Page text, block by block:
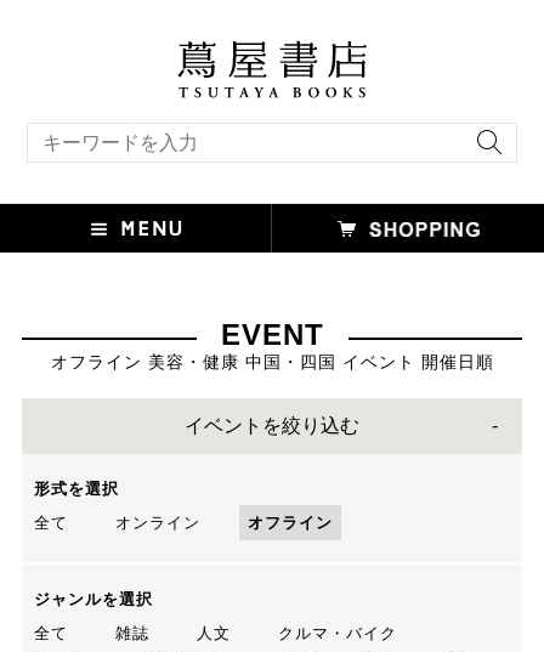
EVENT
オフライン 美容・健康 中国・四国 イベント 開催日順
イベントを絞り込む
形式を選択
全て
オンライン オフライン
ジャンルを選択
全て
雑誌 人文
クルマ・バイク